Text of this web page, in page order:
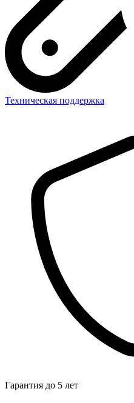
Техническая поддержка
Гарантия до 5 лет